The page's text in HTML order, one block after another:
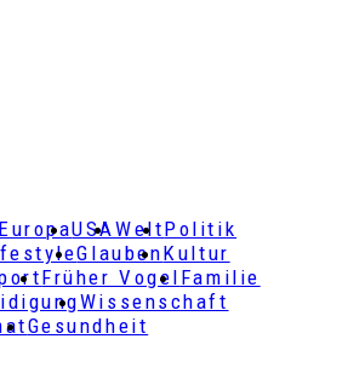
EuropaUSAWeltPolitik
GlaubenKultur
Früher Vogel Familie
Wissenschaft
Gesundheit